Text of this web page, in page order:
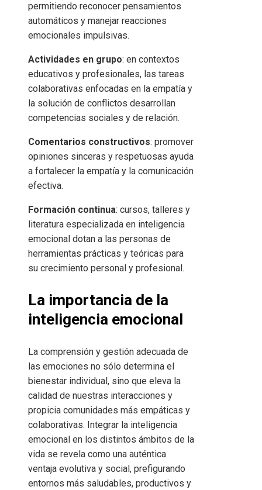
permitiendo reconocer pensamientos
automáticos y manejar reacciones
emocionales impulsivas.
Actividades en grupo: en contextos
educativos y profesionales, las tareas
colaborativas enfocadas en la empatía y
la solución de conflictos desarrollan
competencias sociales y de relación.
Comentarios constructivos: promover
opiniones sinceras y respetuosas ayuda
a fortalecer la empatía y la comunicación
efectiva.
Formación continua: cursos, talleres y
literatura especializada en inteligencia
emocional dotan a las personas de
herramientas prácticas y teóricas para
su crecimiento personal y profesional.
La importancia de la
inteligencia emocional
La comprensión y gestión adecuada de
las emociones no sólo determina el
bienestar individual, sino que eleva la
calidad de nuestras interacciones y
propicia comunidades más empáticas y
colaborativas. Integrar la inteligencia
emocional en los distintos ámbitos de la
vida se revela como una auténtica
ventaja evolutiva y social, prefigurando
entornos más saludables, productivos y